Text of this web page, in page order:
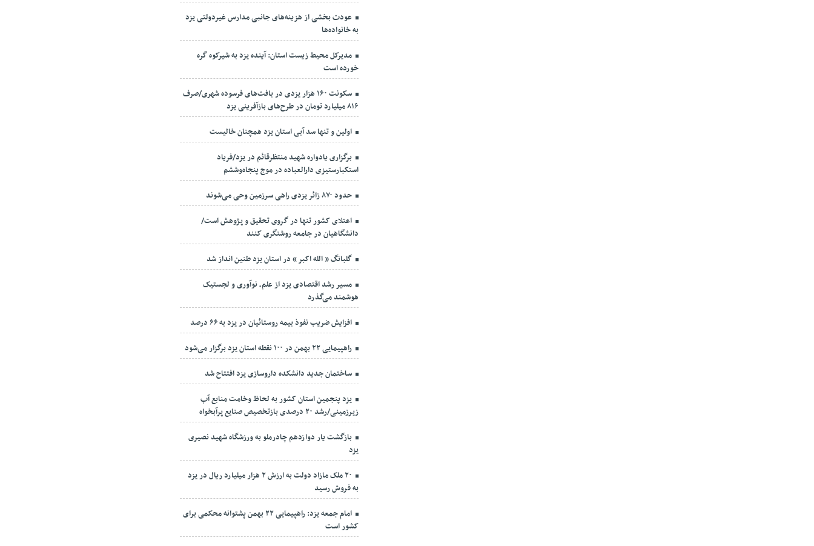
عودت بخشی از هزینه‌های جانبی مدارس غیردولتی یزد
به خانواده‌ها
مدیرکل محیط زیست استان: آینده یزد به شیرکوه گره
خورده است
سکونت ۱۶۰ هزار یزدی در بافت‌های فرسوده شهری/صرف
۸۱۶ میلیارد تومان در طرح‌های بازآفرینی یزد
اولین و تنها سد آبی استان یزد همچنان خالیست
برگزاری یادواره شهید منتظرقائم در یزد/فریاد
استکبارستیزی دارالعباده در موج پنجاه‌وششم
حدود ۸۷۰ زائر یزدی راهی سرزمین وحی می‌شوند
اعتلای کشور تنها در گروی تحقیق و پژوهش است/
دانشگاهیان در جامعه روشنگری کنند
گلبانگ « الله اکبر » در استان یزد طنین انداز شد
مسیر رشد اقتصادی یزد از علم، نوآوری و لجستیک
هوشمند می‌گذرد
افزایش ضریب نفوذ بیمه روستائیان در یزد به ۶۶ درصد
راهپیمایی ۲۲ بهمن در ۱۰۰ نقطه استان یزد برگزار می‌شود
ساختمان جدید دانشکده داروسازی یزد افتتاح شد
یزد پنجمین استان کشور به لحاظ وخامت منابع آب
زیرزمینی/رشد ۲۰ درصدی بازتخصیص صنایع پرآبخواه
بازگشت یار دوازدهم چادرملو به ورزشگاه شهید نصیری
یزد
۲۰ ملک مازاد دولت به ارزش ۲ هزار میلیارد ریال در یزد
به فروش رسید
امام جمعه یزد: راهپیمایی ۲۲ بهمن پشتوانه محکمی برای
کشور است